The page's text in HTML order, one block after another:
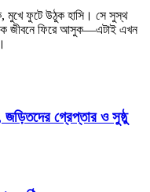
মুখে ফুটে উঠুক হাসি। সে সুস্থ
জীবনে ফিরে আসুক—এটাই এখন
জড়িতদের গ্রেপ্তার ও সুষ্ঠু